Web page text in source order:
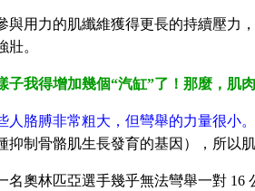
與用力的肌纖維獲得更長的持續壓力
壯。
子我得增加幾個“汽缸”了！那麼，肌
人胳膊非常粗大，但彎舉的力量很小
抑制骨骼肌生長發育的基因），所以
名奧林匹亞選手幾乎無法彎舉一對 16